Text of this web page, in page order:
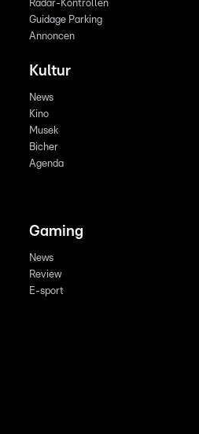
Radar-Kontrollen
Guidage Parking
Annoncen
Kultur
News
Kino
Musek
Bicher
Agenda
Gaming
News
Review
E-sport